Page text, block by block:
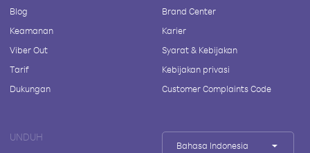
Blog
Keamanan
Viber Out
Tarif
Dukungan
Brand Center
Karier
Syarat & Kebijakan
Kebijakan privasi
Customer Complaints Code
UNDUH
Bahasa Indonesia